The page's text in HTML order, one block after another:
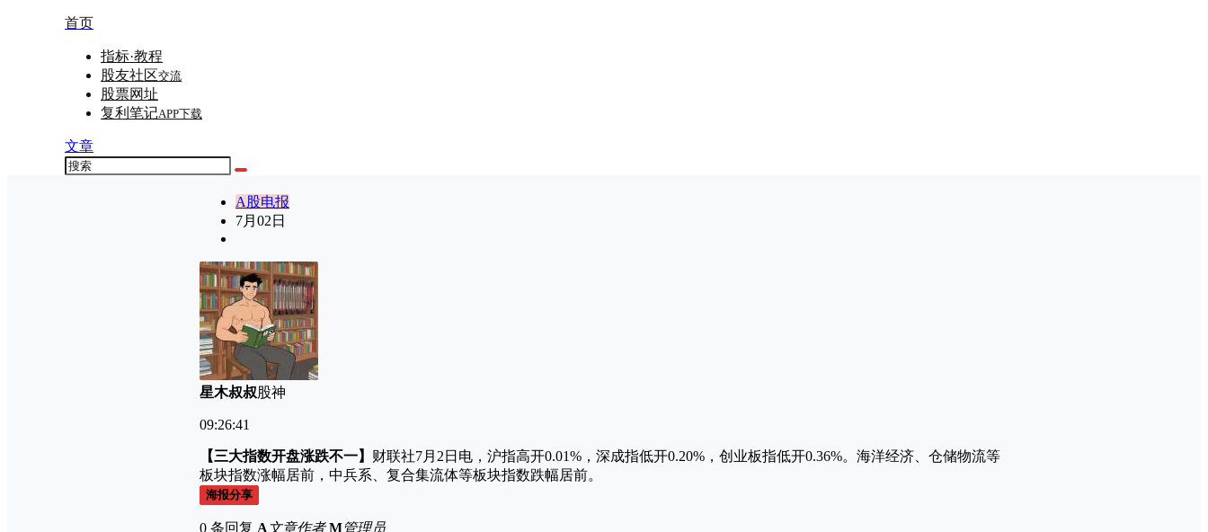
首页
指标·教程
股友社区交流
股票网址
复利笔记APP下载
文章
A股电报
7月 02日
星木叔叔股神
09:26:41
【三大指数开盘涨跌不一】 财联社7月2日电，沪指高开0.01%，深成指低开0.20%，创业板指低开0.36%。海洋经济、仓储物流等
板块指数涨幅居前，中兵系、复合集流体等板块指数跌幅居前。
海报分享
0 条回复 A文章作者 M管理员